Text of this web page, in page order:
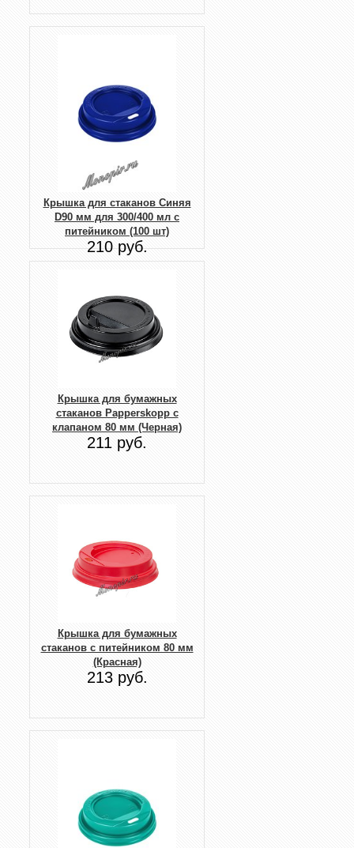
Крышка для стаканов Синяя
D90 мм для 300/400 мл с
питейником (100 шт)
210 руб.
Крышка для бумажных
стаканов Papperskopp с
клапаном 80 мм (Черная)
211 руб.
Крышка для бумажных
стаканов с питейником 80 мм
(Красная)
213 руб.